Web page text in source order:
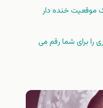
موقعیت خنده دار
را برای شما رقم می